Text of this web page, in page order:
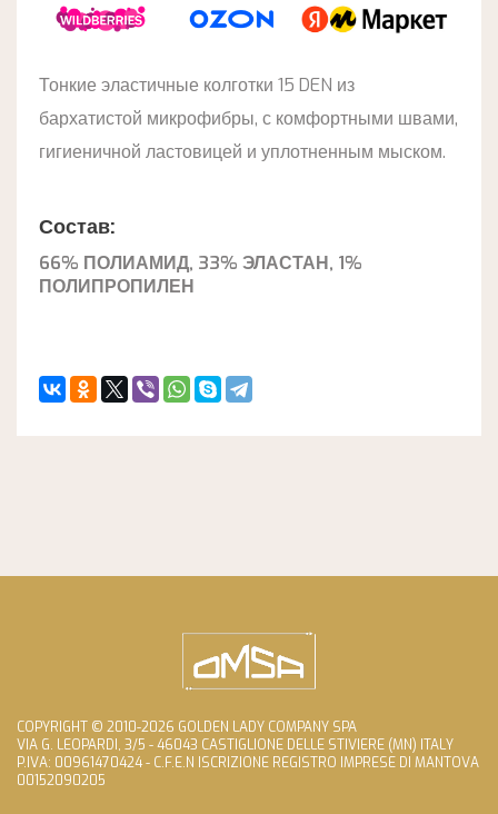
Тонкие эластичные колготки 15 DEN из
бархатистой микрофибры, с комфортными швами,
гигиеничной ластовицей и уплотненным мыском.
Состав:
66% ПОЛИАМИД, 33% ЭЛАСТАН, 1%
ПОЛИПРОПИЛЕН
COPYRIGHT © 2010-2026 GOLDEN LADY COMPANY SPA
VIA G. LEOPARDI, 3/5 - 46043 CASTIGLIONE DELLE STIVIERE (MN) ITALY
P.IVA: 00961470424 - C.F.E.N ISCRIZIONE REGISTRO IMPRESE DI MANTOVA
00152090205